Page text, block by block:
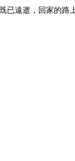
已遠逝，回家的路